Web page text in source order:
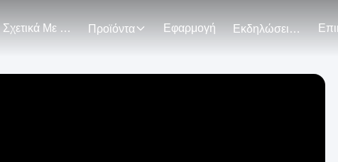
Σχετικά Με Εμάς Προϊόντα Εφαρμογή Εκδηλώσεις